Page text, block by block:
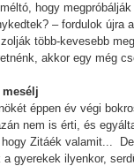
hogy
– fordulok újra
több-kevesebb
akkor egy még
mesélj
éppen év végi
nem is érti, és
hogy Zitáék valamit...
a gyerekek ilyenkor,